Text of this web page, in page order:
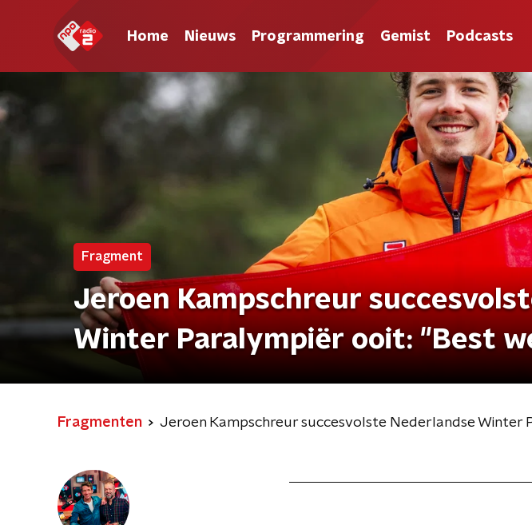
Home Nieuws Programmering Gemist Podcasts
Fragment
Jeroen Kampschreur
Winter Paralympiër ooit: "Best
Fragmenten Jeroen Kampschreur succesvolste Nederlandse Winter